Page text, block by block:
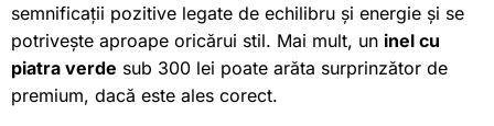
semnificații pozitive legate de echilibru și energie și se
potrivește aproape oricărui stil. Mai mult, un inel cu
piatra verde sub 300 lei poate arăta surprinzător de
premium, dacă este ales corect.